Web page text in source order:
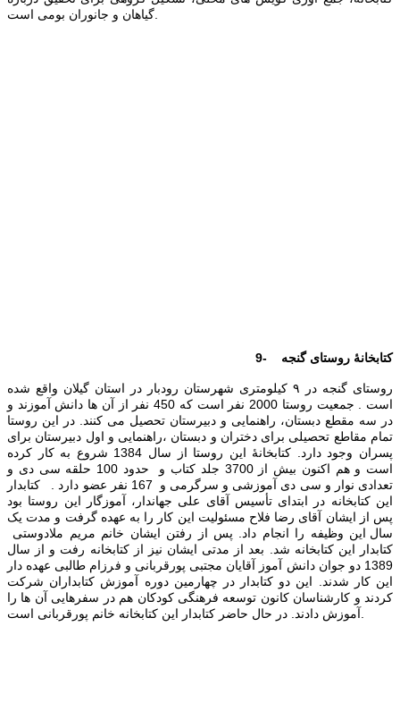
9- کتابخانۀ روستای گنجه
روستای گنجه در ۹ کیلومتری شهرستان رودبار در استان گیلان واقع شده
است . جمعیت روستا 2000 نفر است که 450 نفر از آن ها دانش آموزند و
در سه مقطع دبستان، راهنمایی و دبیرستان تحصیل می کنند. در این روستا
تمام مقاطع تحصیلی برای دختران و دبستان ،راهنمایی و اول دبیرستان برای
پسران وجود دارد. کتابخانهٔ این روستا از سال 1384 شروع به کار کرده
است و هم اکنون بیش از 3700 جلد کتاب و
حدود 100 حلقه سی دی و
تعدادی نوار و
سی دی آموزشی و سرگرمی و 167 نفر عضو دارد . کتابدار
این کتابخانه در ابتدای تأسیس آقای علی جهاندار، آموزگار این روستا بود
پس از ایشان آقای رضا فلاح مسئولیت این کار را به عهده گرفت و مدت یک
سال این وظیفه را انجام داد. پس از رفتن ایشان خانم مریم ملادوستی
کتابدار این کتابخانه شد. بعد از مدتی ایشان نیز از کتابخانه رفت و از سال
1389 دو جوان دانش آموز آقایان مجتبی پورقربانی و فرزام طالبی عهده دار
این کار شدند. این دو کتابدار در چهارمین دوره آموزش کتابداران شرکت
کردند و کارشناسان کانون توسعه فرهنگی کودکان هم در سفرهایی آن ها را